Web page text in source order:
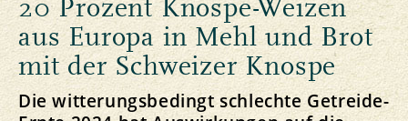
20 Prozent Knospe-Weizen
aus Europa in Mehl und Brot
mit der Schweizer Knospe
Die witterungsbedingt schlechte Getreide-